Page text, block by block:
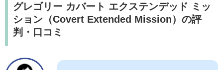
グレゴリー カバート エクステンデッド ミッ
ション（Covert Extended Mission）の評
判・口コミ